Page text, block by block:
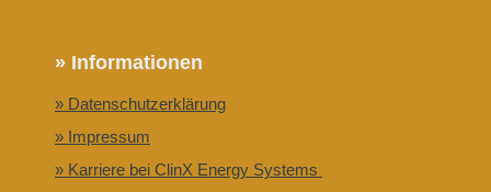
» Informationen
» Datenschutzerklärung
» Impressum
» Karriere bei ClinX Energy Systems